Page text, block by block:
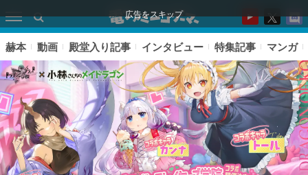
広告をスキップ
赫本 動画 殿堂入り記事 インタビュー 特集記事 マンガ